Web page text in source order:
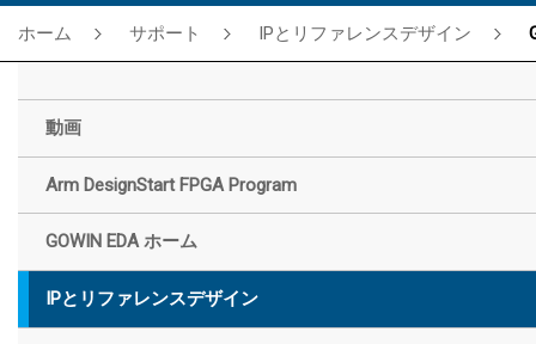
ホーム サポート IPとリファレンスデザイン Gowin 1G
動画
Arm DesignStart FPGA Program
GOWIN EDA ホーム
IPとリファレンスデザイン